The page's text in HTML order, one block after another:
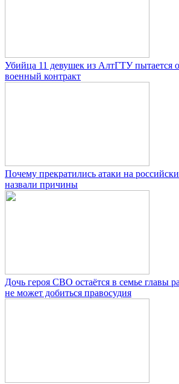
Убийца 11 девушек из АлтГТУ пытается
военный контракт
Почему прекратились атаки на
назвали причины
Дочь героя СВО остаётся в семье главы
не может добиться правосудия